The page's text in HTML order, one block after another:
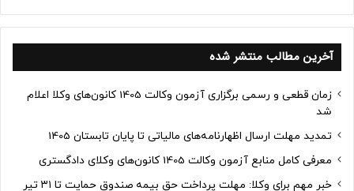
آخرین مطالب منتشر شده
زمان قطعی و رسمی برگزاری آزمون وکالت 1405 کانون‌های وکلا اعلام
شد
تمدید مهلت ارسال اظهارنامه‌های مالیاتی تا پایان تابستان 1405
معرفی کامل منابع آزمون وکالت 1405 کانون‌های وکلای دادگستری
خبر مهم برای وکلا: مهلت پرداخت حق بیمه صندوق حمایت تا ۳۱ تیر